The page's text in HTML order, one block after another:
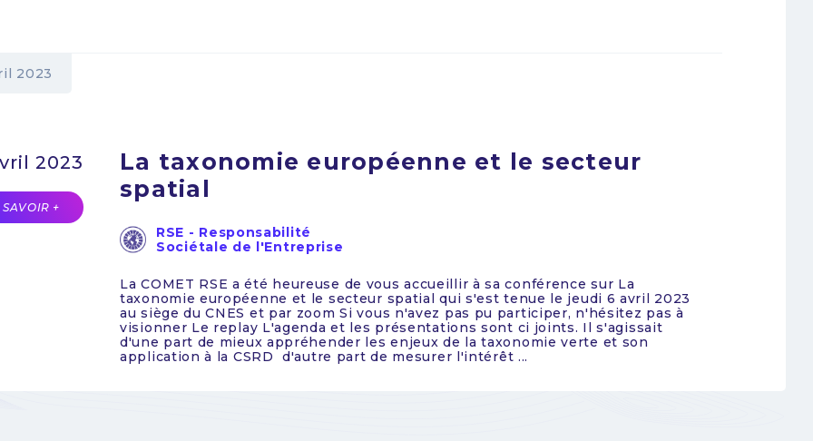
2023
2023
SAVOIR +
La taxonomie européenne et le secteur
spatial
RSE - Responsabilité
Sociétale de l'Entreprise
La COMET RSE a été heureuse de vous accueillir à sa conférence sur La
taxonomie européenne et le secteur spatial qui s'est tenue le jeudi 6 avril 2023
au siège du CNES et par zoom Si vous n'avez pas pu participer, n'hésitez pas à
visionner Le replay L'agenda et les présentations sont ci joints. Il s'agissait
d'une part de mieux appréhender les enjeux de la taxonomie verte et son
application à la CSRD d'autre part de mesurer l'intérêt ...